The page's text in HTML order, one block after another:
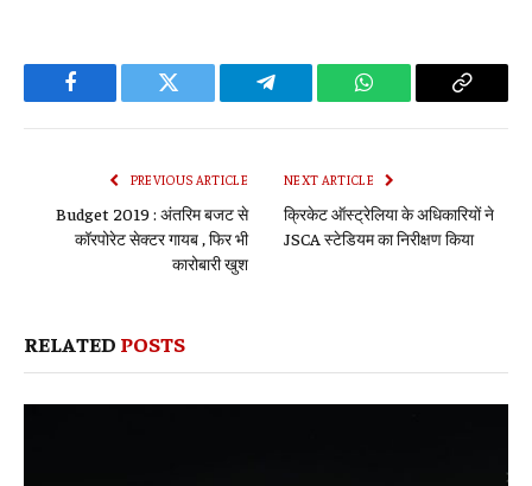
Facebook Twitter Telegram WhatsApp Copy
PREVIOUS ARTICLE
Budget 2019 : अंतरिम बजट से
कॉरपोरेट सेक्‍टर गायब , फिर भी
कारोबारी खुश
NEXT ARTICLE
क्रिकेट ऑस्ट्रेलिया के अधिकारियों ने
JSCA स्टेडियम का निरीक्षण किया
RELATED POSTS